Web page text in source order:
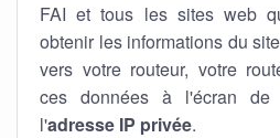
FAI et tous les sites web
obtenir les informations du
vers votre routeur, votre
ces données à l'écran de
l'adresse IP privée.